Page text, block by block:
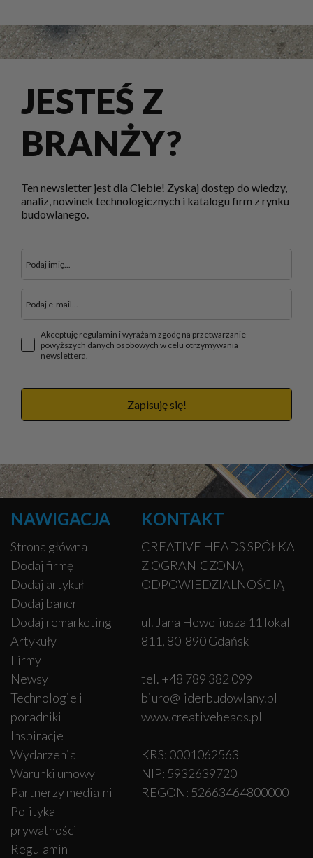
JESTEŚ Z
BRANŻY?
Ten newsletter jest dla Ciebie! Zyskaj dostęp do wiedzy,
analiz, nowinek technologicznych i katalogu firm z rynku
budowlanego.
Akceptuję regulamin i wyrażam zgodę na przetwarzanie
powyższych danych osobowych w celu otrzymywania
newslettera.
Zapisuję się!
NAWIGACJA
Strona główna
Dodaj firmę
Dodaj artykuł
Dodaj baner
Dodaj remarketing
Artykuły
Firmy
Newsy
Technologie i
poradniki
Inspiracje
Wydarzenia
Warunki umowy
Partnerzy medialni
Polityka
prywatności
Regulamin
KONTAKT
CREATIVE HEADS SPÓŁKA
Z OGRANICZONĄ
ODPOWIEDZIALNOŚCIĄ
ul. Jana Heweliusza 11 lokal
811, 80-890 Gdańsk
tel. +48 789 382 099
biuro@liderbudowlany.pl
www.creativeheads.pl
KRS: 0001062563
NIP: 5932639720
REGON: 52663464800000